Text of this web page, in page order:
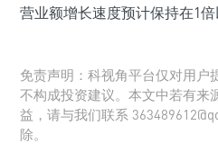
营业额增长速度预计保持在1
免责声明：科视角平台仅对用户
不构成投资建议。本文中若有来
益，请与我们联系
除。